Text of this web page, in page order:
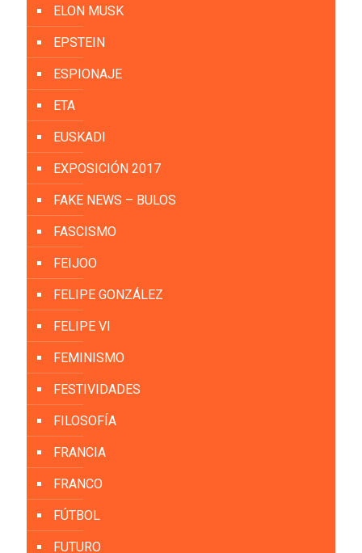
ELON MUSK
EPSTEIN
ESPIONAJE
ETA
EUSKADI
EXPOSICIÓN 2017
FAKE NEWS – BULOS
FASCISMO
FEIJOO
FELIPE GONZÁLEZ
FELIPE VI
FEMINISMO
FESTIVIDADES
FILOSOFÍA
FRANCIA
FRANCO
FÚTBOL
FUTURO